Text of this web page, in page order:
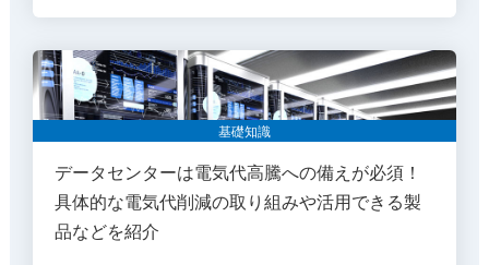
基礎知識
データセンターは電気代高騰への備えが必須！
具体的な電気代削減の取り組みや活用できる製
品などを紹介